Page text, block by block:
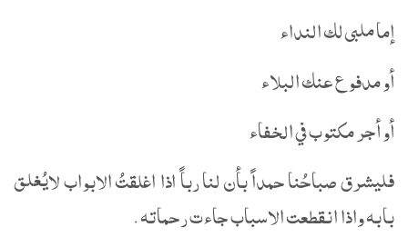
إما ملبى لك النداء
أو مدفوع عنك البلاء
أو أجر مكتوب في الخفاء
فليشرق صباحُنا حمداً بأن لنا رباً اذا اغلقتُ الابواب لايُغلق
بابه واذا انقطعت الاسباب جاءت رحماته .